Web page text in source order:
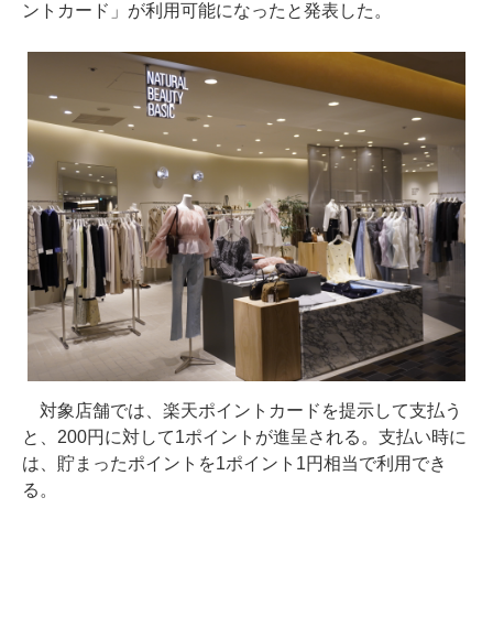
ントカード」が利用可能になったと発表した。
対象店舗では、楽天ポイントカードを提示して支払う
と、200円に対して1ポイントが進呈される。支払い時に
は、貯まったポイントを1ポイント1円相当で利用でき
る。